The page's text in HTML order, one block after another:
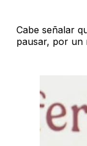
Cabe señalar
pausar, por un